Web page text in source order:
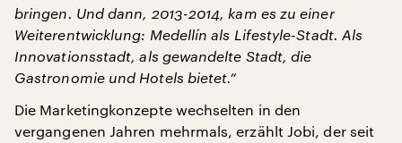
bringen. Und dann, 2013-2014, kam es zu einer
Weiterentwicklung: Medellín als Lifestyle-Stadt. Als
Innovationsstadt, als gewandelte Stadt, die
Gastronomie und Hotels bietet.“
Die Marketingkonzepte wechselten in den
vergangenen Jahren mehrmals, erzählt Jobi, der seit